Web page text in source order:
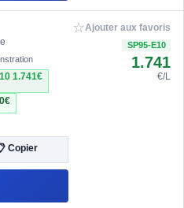
1.741€
Copier
☆Ajouter aux favoris
SP95-E10
1.741
€/L